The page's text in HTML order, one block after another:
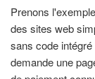
Prenons
des sites web
sans code
demande une